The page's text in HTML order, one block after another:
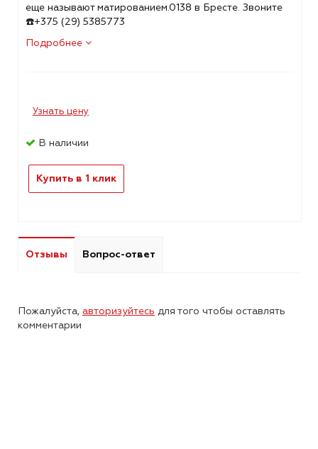
еще называют матированием.0138 в Бресте. Звоните
☎️+375 (29) 5385773
Подробнее
Узнать цену
В наличии
Купить в 1 клик
Отзывы Вопрос-ответ
Пожалуйста, авторизуйтесь для того чтобы оставлять
комментарии